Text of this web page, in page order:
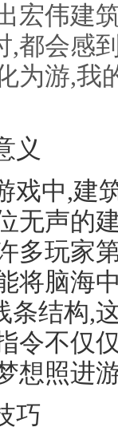
宏伟建
,都会感
为游,我
义
戏中,建
无声的
多玩家
将脑海
条结构,
令不仅
想照进
巧